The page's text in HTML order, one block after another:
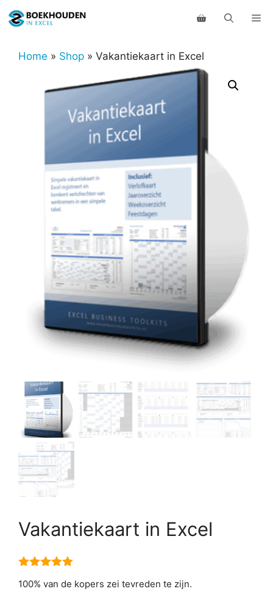
naar
inhoudHome » Shop » Vakantiekaart in Excel
Vakantiekaart in Excel
100% van de kopers zei tevreden te zijn.